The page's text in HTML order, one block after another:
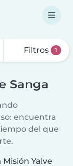
Filtros 1
Sanga
encuentra
del que
Yalve